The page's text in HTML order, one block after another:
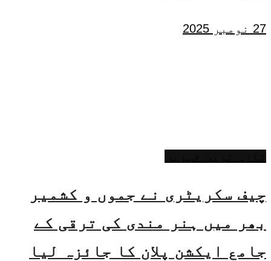
27 نومبر 2025
چیف سکریٹری نے جموں و کشمیر
بھر میں ہنر مندی کی ترقی کے
جامع ایکشن پلان کا جائزہ لیا